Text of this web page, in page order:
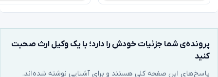
پرونده‌ی شما جزئیات خودش را دارد؛ با یک وکیل ارث صحبت
کنید
پاسخ‌های این صفحه کلی هستند و برای آشنایی نوشته شده‌اند.